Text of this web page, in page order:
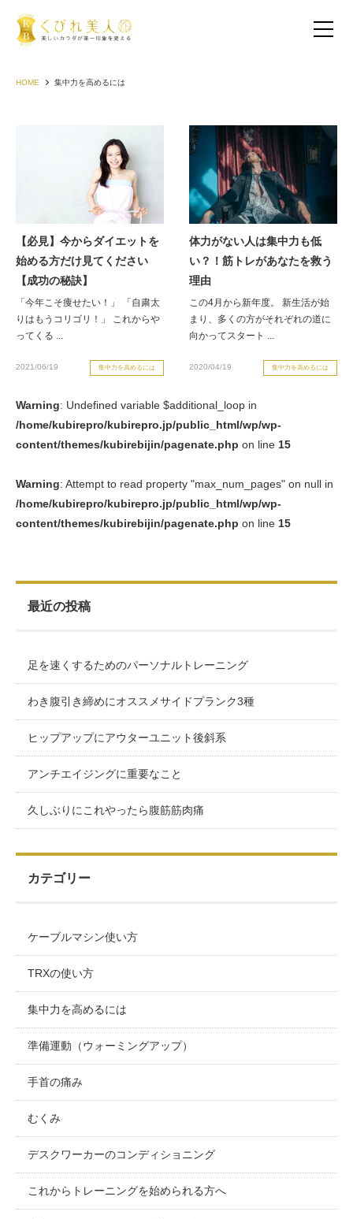
お客様の声（30代以下）
お客様の声（40代）
お客様の声（50代以上）
お客様の声（男性）
HOME 集中力を高めるには
【必見】今からダイエットを
始める方だけ見てください
【成功の秘訣】
「今年こそ痩せたい！」 「自粛太
りはもうコリゴリ！」 これからや
ってくる ...
2021/06/19 集中力を高めるには
体力がない人は集中力も低
い？！筋トレがあなたを救う
理由
この4月から新年度。 新生活が始
まり、多くの方がそれぞれの道に
向かってスタート ...
2020/04/19 集中力を高めるには
Warning: Undefined variable $additional_loop in
/home/kubirepro/kubirepro.jp/public_html/wp/wp-
content/themes/kubirebijin/pagenate.php on line 15
Warning: Attempt to read property "max_num_pages" on null in
/home/kubirepro/kubirepro.jp/public_html/wp/wp-
content/themes/kubirebijin/pagenate.php on line 15
最近の投稿
足を速くするためのパーソナルトレーニング
わき腹引き締めにオススメサイドプランク3種
ヒップアップにアウターユニット後斜系
アンチエイジングに重要なこと
久しぶりにこれやったら腹筋筋肉痛
カテゴリー
ケーブルマシン使い方
TRXの使い方
集中力を高めるには
準備運動（ウォーミングアップ）
手首の痛み
むくみ
デスクワーカーのコンディショニング
これからトレーニングを始められる方へ